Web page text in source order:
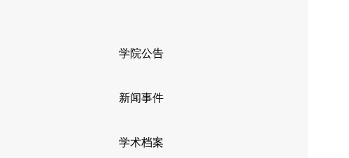
学院公告
新闻事件
学术档案